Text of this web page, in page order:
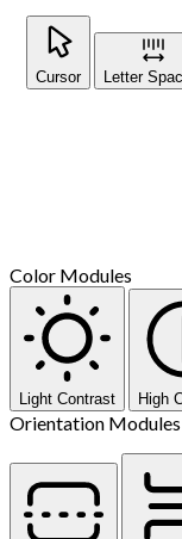
Cursor Letter
Color Modules
Light Contrast High
Orientation Modules